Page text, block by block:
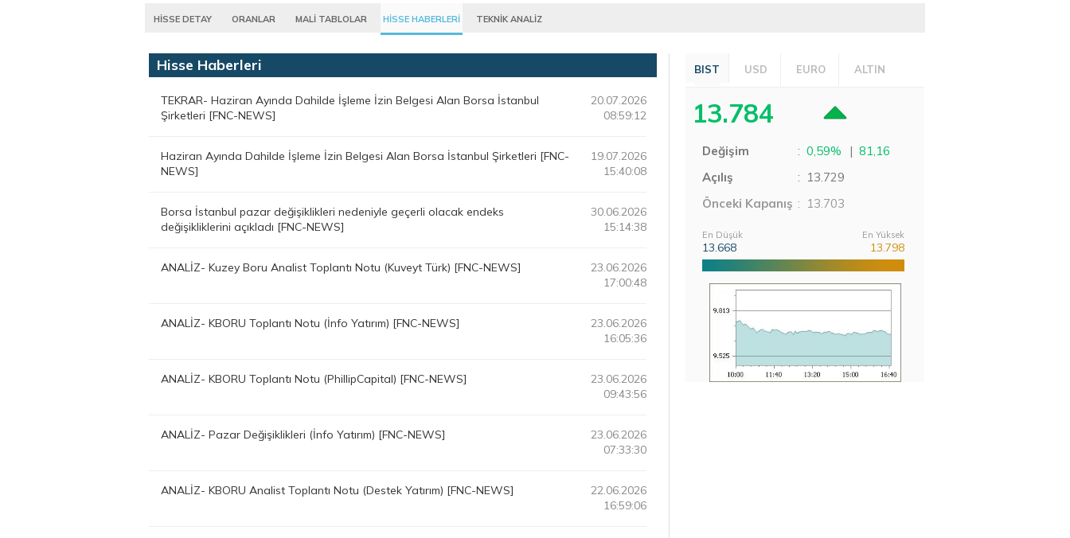
HİSSE DETAY ORANLAR MALİ TABLOLAR HİSSE HABERLERİ TEKNİK ANALİZ
Hisse Haberleri
20.07.2026
08:59:12
TEKRAR- Haziran Ayında Dahilde İşleme İzin Belgesi Alan Borsa İstanbul
Şirketleri [FNC-NEWS]
19.07.2026
15:40:08
Haziran Ayında Dahilde İşleme İzin Belgesi Alan Borsa İstanbul Şirketleri [FNC-
NEWS]
30.06.2026
15:14:38
Borsa İstanbul pazar değişiklikleri nedeniyle geçerli olacak endeks
değişikliklerini açıkladı [FNC-NEWS]
23.06.2026
17:00:48
ANALİZ- Kuzey Boru Analist Toplantı Notu (Kuveyt Türk) [FNC-NEWS]
23.06.2026
16:05:36
ANALİZ- KBORU Toplantı Notu (İnfo Yatırım) [FNC-NEWS]
23.06.2026
09:43:56
ANALİZ- KBORU Toplantı Notu (PhillipCapital) [FNC-NEWS]
23.06.2026
07:33:30
ANALİZ- Pazar Değişiklikleri (İnfo Yatırım) [FNC-NEWS]
22.06.2026
16:59:06
ANALİZ- KBORU Analist Toplantı Notu (Destek Yatırım) [FNC-NEWS]
BIST USD EURO ALTIN
13.784
Değişim : 0,59% | 81,16
Açılış
: 13.729
Önceki Kapanış : 13.703
En Düşük
13.668
En Yüksek
13.798